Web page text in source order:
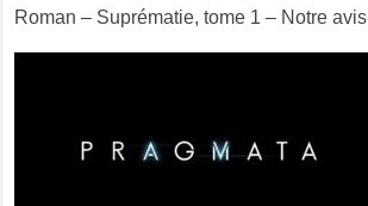
Roman – Suprématie, tome 1 – Notre avis